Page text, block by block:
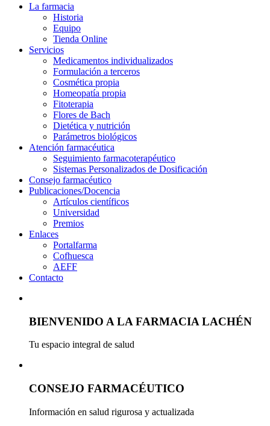
La farmacia
Historia
Equipo
Tienda Online
Servicios
Medicamentos individualizados
Formulación a terceros
Cosmética propia
Homeopatía propia
Fitoterapia
Flores de Bach
Dietética y nutrición
Parámetros biológicos
Atención farmacéutica
Seguimiento farmacoterapéutico
Sistemas Personalizados de Dosificación
Consejo farmacéutico
Publicaciones/Docencia
Artículos científicos
Universidad
Premios
Enlaces
Portalfarma
Cofhuesca
AEFF
Contacto
BIENVENIDO A LA FARMACIA LACHÉN
Tu espacio integral de salud
CONSEJO FARMACÉUTICO
Información en salud rigurosa y actualizada